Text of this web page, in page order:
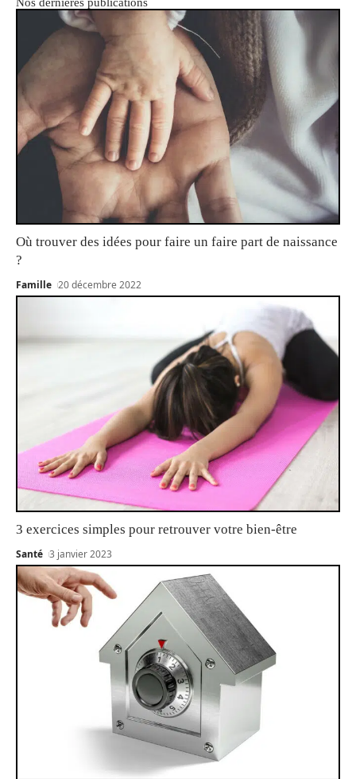
Où trouver des idées pour faire un faire part de naissance
?
Famille 20 décembre 2022
3 exercices simples pour retrouver votre bien-être
Santé 3 janvier 2023